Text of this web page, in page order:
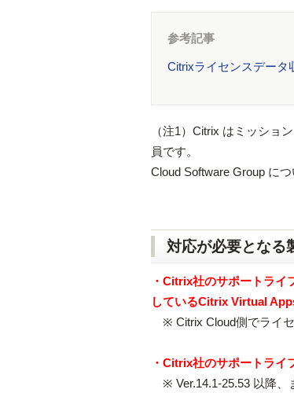
参考記事
Citrixライセンスデータ
（注1）Citrix はミッショ
員です。
Cloud Software Group につ
対応が必要となる
・Citrix社のサポートラ
しているCitrix Virtual
※ Citrix Cloud側でライセ
・Citrix社のサポートラ
※ Ver.14.1-25.53 以降、